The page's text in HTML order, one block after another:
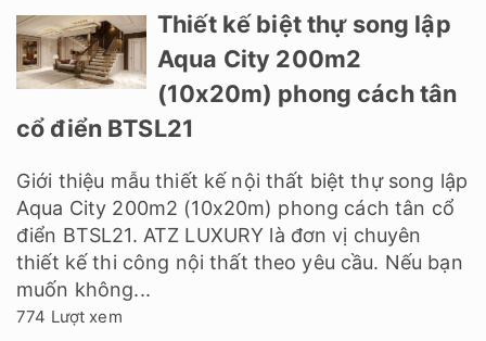
Thiết kế biệt thự song lập
Aqua City 200m2
(10x20m) phong cách tân
cổ điển BTSL21
Giới thiệu mẫu thiết kế nội thất biệt thự song lập
Aqua City 200m2 (10x20m) phong cách tân cổ
điển BTSL21. ATZ LUXURY là đơn vị chuyên
thiết kế thi công nội thất theo yêu cầu. Nếu bạn
muốn không...
774 Lượt xem